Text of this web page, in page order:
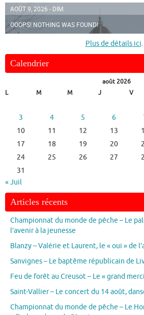
AOÛT 9, 2026 - DIM.
OOOPS! NOTHING WAS FOUND!
Plus de détails ici.
Calendrier
août 2026
L
M M J V
3
4 5 6
10
11 12 13
17
18 19 20
24
25 26 27
31
« Juil
Articles récents
Championnat du monde de pêche – Le
l’avenir à la jeunesse
Blanzy – Valérie et Laurent, le « oui » de
Sanvignes – Le baptême républicain de
Feu de forêt au Creusot – Le « grand
Saint-Vallier – Le concert du 14 août,
Championnat du monde de pêche – Le